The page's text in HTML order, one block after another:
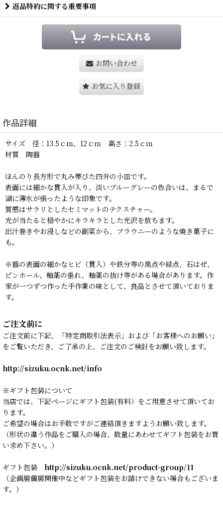
返品特約に関する重要事項
お問い合わせ
お気に入り登録
作品詳細
サイズ 径：13.5ｃｍ、12ｃｍ 高さ：2.5ｃｍ
材質 陶器
ほんのり長方形で丸み帯びた四弁の小皿です。
表面には細かな貫入が入り、淡いブルーグレーの色合いは、まるで
湖に薄氷が張ったような印象です。
質感はサラリとしたセミマットのテクスチャー。
光が当たると穏やかにキラキラとした光沢を放ちます。
出汁巻きやお浸しなどの副菜から、ブラウニーのような焼き菓子に
も。
※器の表面の細かなヒビ（貫入）や鉄分等の黒点や緑点、石はぜ、
ピンホール、釉薬の垂れ、釉薬の抜け等がある場合があります。作
家が一つずつ作った手作業の味として、良品とさせて頂いておりま
す。
ご注文前に
ご注文前に下記、「特定商取引法表示」および「お客様へのお願い」
をご覧いただき、ご了承の上、ご注文のご検討をお願い致します。
http://sizuku.ocnk.net/info
※ギフト包装について
当店では、下記ページにギフト包装(有料）をご用意させて頂いてお
ります。
ご希望の場合はお手数ですがご連絡頂きますようお願い致します。
（形状の違う作品をご購入の場合、数量にあわせてギフト包装をお買
い求め下さい。）
ギフト包装 http://sizuku.ocnk.net/product-group/11
（企画展個展開催中などギフト包装をお請けできない場合もございま
す。）